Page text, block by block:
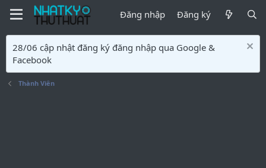
Đăng nhập Đăng ký
28/06 cập nhật đăng ký đăng nhập qua Google &
Facebook
Thành Viên